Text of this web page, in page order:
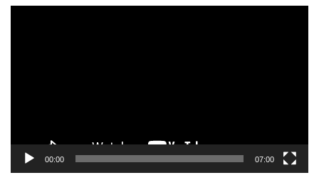
00:00 07:00